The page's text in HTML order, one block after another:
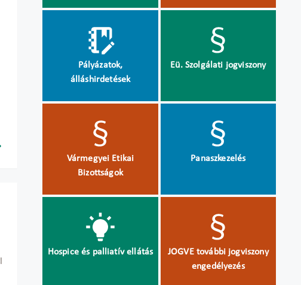
Pályázatok,
álláshirdetések
Eü. Szolgálati jogviszony
Vármegyei Etikai
Bizottságok
Panaszkezelés
Hospice és palliatív ellátás
JOGVE további jogviszony
engedélyezés